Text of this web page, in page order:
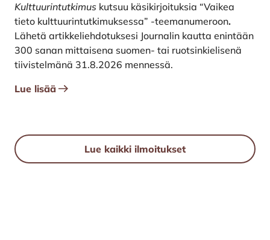
Kulttuurintutkimus kutsuu käsikirjoituksia “Vaikea
tieto kulttuurintutkimuksessa” -teemanumeroon.
Lähetä artikkeliehdotuksesi Journalin kautta enintään
300 sanan mittaisena suomen- tai ruotsinkielisenä
tiivistelmänä 31.8.2026 mennessä.
Lue lisää
Lue kaikki ilmoitukset